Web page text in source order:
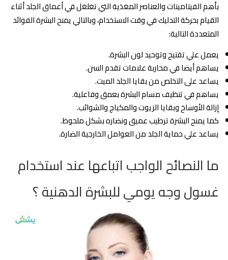
بأهم الفيتامينات والعناصر المغذية التي تغلغل في أعماق الجلد أثناء
القيام بحركة التدليك في وقت الاستخدام، وبالتالي يمنح البشرة الفوائد
المتعددة التالية:
يعمل علي تفتيح وتوحيد لون البشرة.
يساهم أيضا في محاربة علامات تقدم السن.
يساعد على التخلص من بقايا الجلد الميت.
يساهم في تنظيف مسام البشرة بعمق وفاعلية.
إزالة الأوساخ وبقايا الزيوت والمكياج والشوائب.
كما يمنح البشرة ترطيب عميق ونضاره بشكل ملحوظ.
يساعد علي حماية الجلد من العوامل الخارجية الضارة.
ما النصائح الواجب اتباعها عند استخدام
غسول وجه يومي للبشرة الدهنية ؟